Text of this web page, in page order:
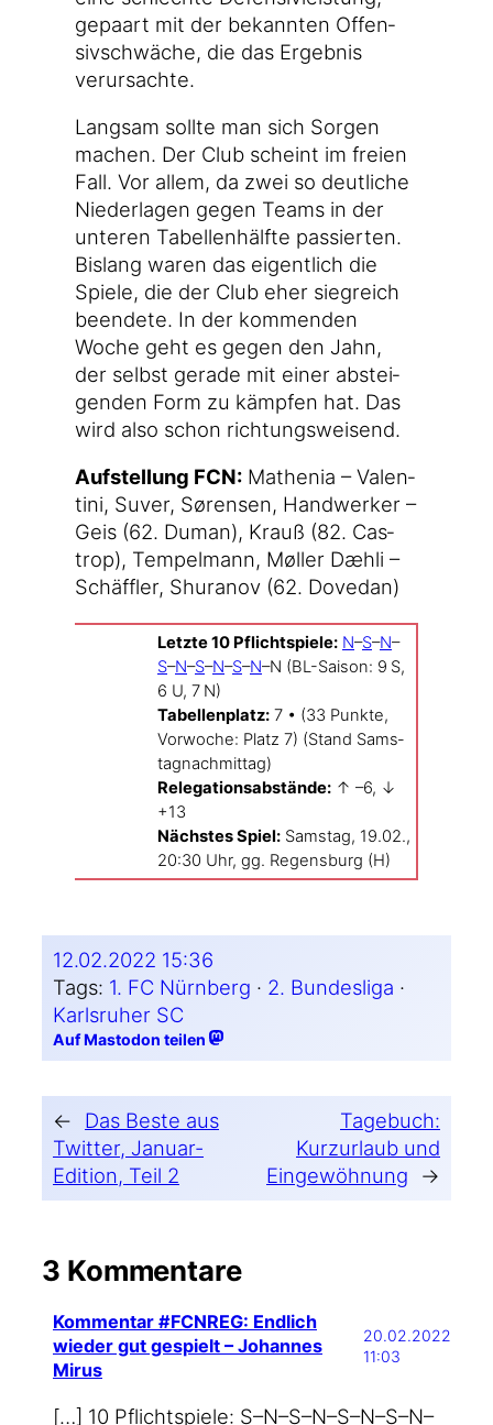
gepaart mit der bekann­ten Offen­
siv­schwä­che, die das Ergeb­nis
verursachte.
Lang­sam soll­te man sich Sor­gen
machen. Der Club scheint im frei­en
Fall. Vor allem, da zwei so deut­li­che
Nie­der­la­gen gegen Teams in der
unte­ren Tabel­len­hälf­te pas­sier­ten.
Bis­lang waren das eigent­lich die
Spie­le, die der Club eher sieg­reich
been­de­te. In der kom­men­den
Woche geht es gegen den Jahn,
der selbst gera­de mit einer abstei­
gen­den Form zu kämp­fen hat. Das
wird also schon richtungsweisend.
Auf­stel­lung FCN: Mathe­nia – Valen­
ti­ni, Suver, Søren­sen, Hand­wer­ker –
Geis (62. Duman), Krauß (82. Cas­
trop), Tem­pel­mann, Møl­ler Dæh­li –
Schäff­ler, Shura­nov (62. Dovedan)
Letz­te 10 Pflicht­spie­le: N–S–N–
S–N–S–N–S–N–N (BL-Saison: 9 S,
6 U, 7 N)
Tabel­len­platz: 7 • (33 Punk­te,
Vor­wo­che: Platz 7) (Stand Sams­
tag­nach­mit­tag)
Rele­ga­ti­ons­ab­stän­de: ↑ –6, ↓
+13
Nächs­tes Spiel: Sams­tag, 19.02.,
20:30 Uhr, gg. Regens­burg (H)
12.02.2022 15:36
Tags: 1. FC Nürnberg · 2. Bundesliga
Karlsruher SC
Auf Mastodon teilen
←
Das Beste aus
Twitter, Januar-
Edition, Teil 2
Tagebuch:
Kurzurlaub und
Eingewöhnung
→
3 Kommentare
Kommentar #FCNREG: Endlich
wieder gut gespielt – Johannes
Mirus
20.02.2022
11:03
[…] 10 Pflicht­spie­le: S–N–S–N–S–N–S–N–